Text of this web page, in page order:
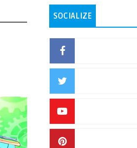
SOCIALIZE